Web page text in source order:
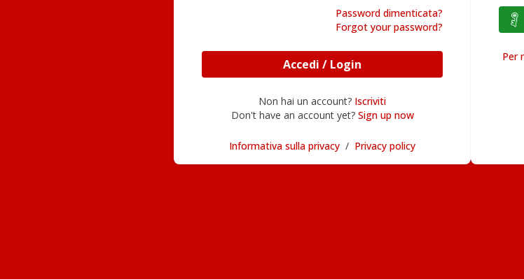
Password dimenticata?
Forgot your password?
Accedi / Login
Non hai un account? Iscriviti
Don't have an account yet? Sign up now
Informativa sulla privacy / Privacy policy
Per